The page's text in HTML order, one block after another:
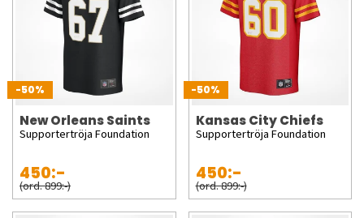
-50%
New Orleans Saints
Supportertröja Foundation
450:-
(ord. 899:-)
-50%
Kansas City Chiefs
Supportertröja Foundation
450:-
(ord. 899:-)